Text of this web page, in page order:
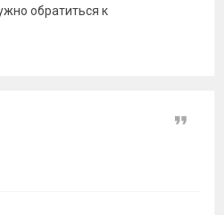
обратиться к
Цитата